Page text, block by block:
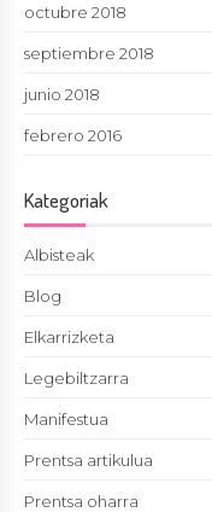
octubre 2018
septiembre 2018
junio 2018
febrero 2016
Kategoriak
Albisteak
Blog
Elkarrizketa
Legebiltzarra
Manifestua
Prentsa artikulua
Prentsa oharra